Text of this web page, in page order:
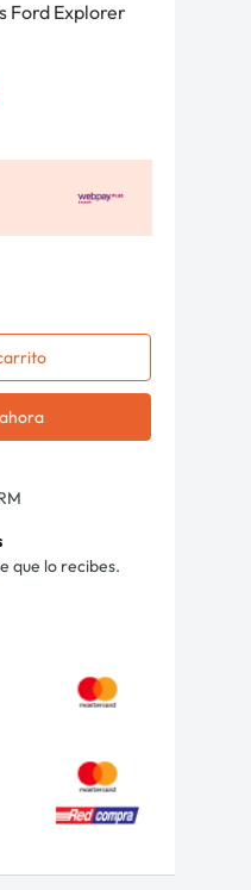
Ford Explorer
que lo recibes.